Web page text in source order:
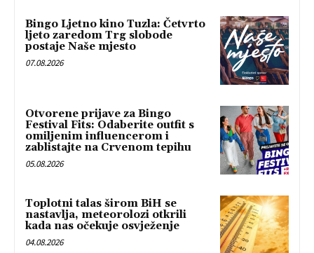
Bingo Ljetno kino Tuzla: Četvrto
ljeto zaredom Trg slobode
postaje Naše mjesto
07.08.2026
Otvorene prijave za Bingo
Festival Fits: Odaberite outfit s
omiljenim influencerom i
zablistajte na Crvenom tepihu
05.08.2026
Toplotni talas širom BiH se
nastavlja, meteorolozi otkrili
kada nas očekuje osvježenje
04.08.2026